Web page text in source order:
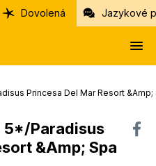
Dovolená Jazykové
Princesa Del Mar Resort
5*/Paradisus
&Amp; Spa